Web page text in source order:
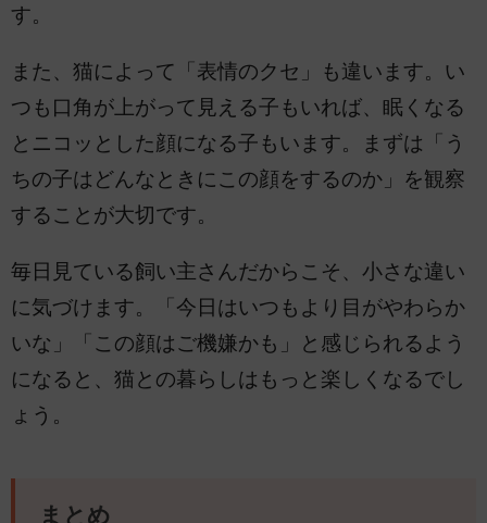
す。
また、猫によって「表情のクセ」も違います。い
つも口角が上がって見える子もいれば、眠くなる
とニコッとした顔になる子もいます。まずは「う
ちの子はどんなときにこの顔をするのか」を観察
することが大切です。
毎日見ている飼い主さんだからこそ、小さな違い
に気づけます。「今日はいつもより目がやわらか
いな」「この顔はご機嫌かも」と感じられるよう
になると、猫との暮らしはもっと楽しくなるでし
ょう。
まとめ